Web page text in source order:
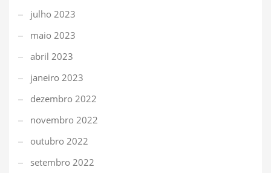
julho 2023
maio 2023
abril 2023
janeiro 2023
dezembro 2022
novembro 2022
outubro 2022
setembro 2022